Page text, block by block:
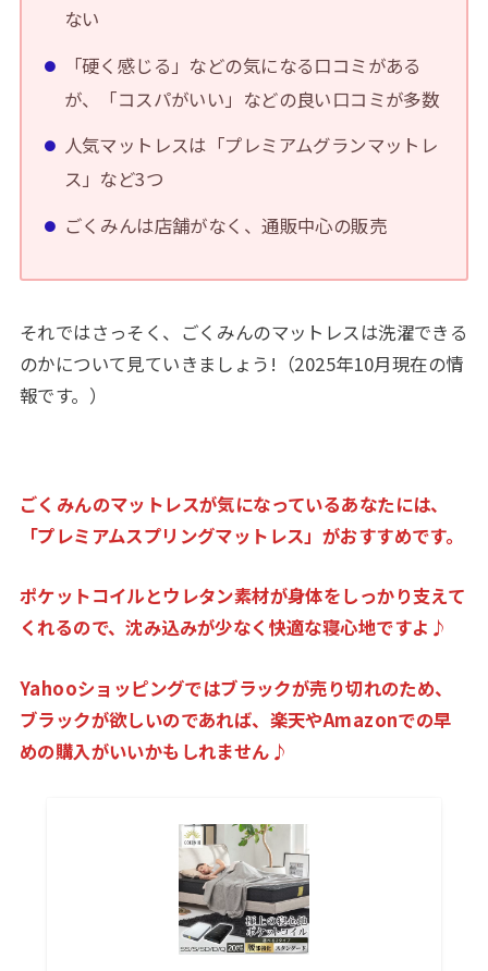
ない
「硬く感じる」などの気になる口コミがある
が、「コスパがいい」などの良い口コミが多数
人気マットレスは「プレミアムグランマットレ
ス」など3つ
ごくみんは店舗がなく、通販中心の販売
それではさっそく、ごくみんのマットレスは洗濯できる
のかについて見ていきましょう!（2025年10月現在の情
報です。）
ごくみんのマットレスが気になっているあなたには、
「プレミアムスプリングマットレス」がおすすめです。
ポケットコイルとウレタン素材が身体をしっかり支えて
くれるので、沈み込みが少なく快適な寝心地ですよ♪
Yahooショッピングではブラックが売り切れのため、
ブラックが欲しいのであれば、楽天やAmazonでの早
めの購入がいいかもしれません♪